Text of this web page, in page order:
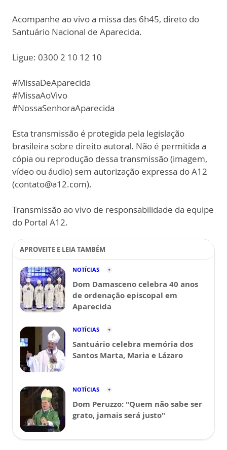
Acompanhe ao vivo a missa das 6h45, direto do
Santuário Nacional de Aparecida.
Ligue: 0300 2 10 12 10
#MissaDeAparecida
#MissaAoVivo
#NossaSenhoraAparecida
Esta transmissão é protegida pela legislação
brasileira sobre direito autoral. Não é permitida a
cópia ou reprodução dessa transmissão (imagem,
vídeo ou áudio) sem autorização expressa do A12
(contato@a12.com).
Transmissão ao vivo de responsabilidade da equipe
do Portal A12.
APROVEITE E LEIA TAMBÉM
NOTÍCIAS
Dom Damasceno celebra 40 anos
de ordenação episcopal em
Aparecida
NOTÍCIAS
Santuário celebra memória dos
Santos Marta, Maria e Lázaro
NOTÍCIAS
Dom Peruzzo: "Quem não sabe ser
grato, jamais será justo"